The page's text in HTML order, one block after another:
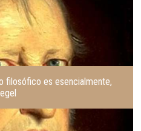
filosófico es esencialmente,